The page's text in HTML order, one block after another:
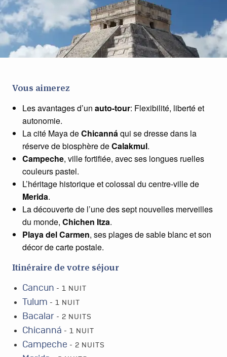
Vous aimerez
Les avantages d’un auto-tour: Flexibilité, liberté et
autonomie.
La cité Maya deChicannáqui se dresse dans la
réserve de biosphère deCalakmul.
Campeche, ville fortifiée, avec ses longues ruelles
couleurs pastel.
L’héritage historique et colossal du centre-ville de
Merida.
La découverte de l’une des sept nouvelles merveilles
du monde, Chichen Itza.
Playa del Carmen, ses plages de sable blanc et son
décor de carte postale.
Itinéraire de votre séjour
Cancun - 1 NUIT
Tulum - 1 NUIT
Bacalar - 2 NUITS
Chicanná - 1 NUIT
Campeche - 2 NUITS